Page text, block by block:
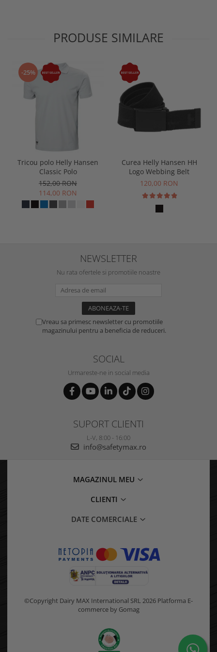
PRODUSE SIMILARE
-25%
Tricou polo Helly Hansen
Classic Polo
152,00 RON
114,00 RON
Curea Helly Hansen HH
Logo Webbing Belt
120,00 RON
NEWSLETTER
Nu rata ofertele si promotiile noastre
Vreau sa primesc newsletter cu promotiile
magazinului pentru a beneficia de reduceri.
SOCIAL
Urmareste-ne in social media
SUPORT CLIENTI
L-V, 8:00 - 16:00
info@safetymax.ro
MAGAZINUL MEU
CLIENTI
DATE COMERCIALE
©Copyright Dairy MAX International SRL 2026 Platforma E-
commerce by Gomag